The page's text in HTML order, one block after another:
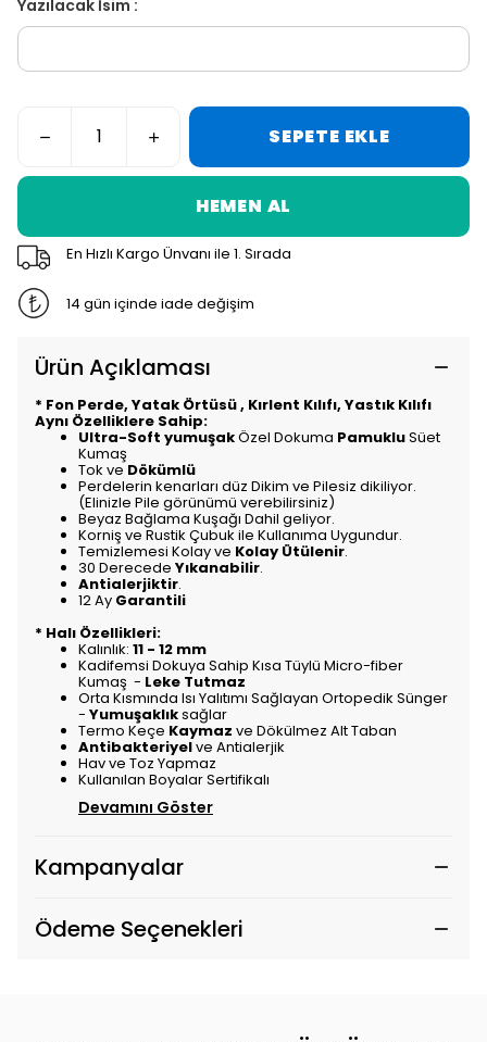
Yazılacak İsim :
SEPETE EKLE
HEMEN AL
En Hızlı Kargo Ünvanı ile 1. Sırada
14 gün içinde iade değişim
Ürün Açıklaması
* Fon Perde, Yatak Örtüsü , Kırlent Kılıfı, Yastık Kılıfı
Aynı Özelliklere Sahip:
Ultra-Soft yumuşakÖzel Dokuma PamukluSüet
Kumaş
Tok veDökümlü
Perdelerin kenarları düz Dikim ve Pilesiz dikiliyor.
(Elinizle Pile görünümü verebilirsiniz)
Beyaz Bağlama Kuşağı Dahil geliyor.
Korniş ve Rustik Çubuk ile Kullanıma Uygundur.
Temizlemesi Kolay ve Kolay Ütülenir.
30 Derecede Yıkanabilir.
Antialerjiktir.
12 Ay Garantili
* Halı Özellikleri:
Kalınlık: 11 - 12 mm
Kadifemsi Dokuya Sahip Kısa Tüylü Micro-fiber
Kumaş - Leke Tutmaz
Orta Kısmında Isı Yalıtımı Sağlayan Ortopedik Sünger
- Yumuşaklıksağlar
Termo Keçe Kaymaz ve Dökülmez Alt Taban
Antibakteriyelve Antialerjik
Hav ve Toz Yapmaz
Kullanılan Boyalar Sertifikalı
Devamını Göster
Kampanyalar
Ödeme Seçenekleri